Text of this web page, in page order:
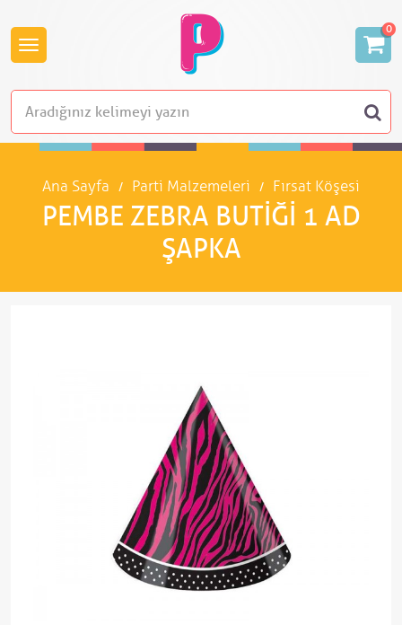
0
Ana Sayfa Parti Malzemeleri Fırsat Köşesi
PEMBE ZEBRA BUTIĞI 1 AD
ŞAPKA